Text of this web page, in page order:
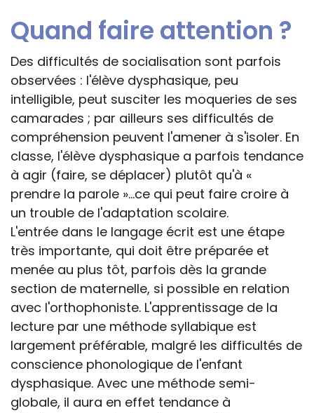
Quand faire attention ?
Des difficultés de socialisation sont parfois
observées : l'élève dysphasique, peu
intelligible, peut susciter les moqueries de ses
camarades ; par ailleurs ses difficultés de
compréhension peuvent l'amener à s'isoler. En
classe, l'élève dysphasique a parfois tendance
à agir (faire, se déplacer) plutôt qu'à «
prendre la parole »...ce qui peut faire croire à
un trouble de l'adaptation scolaire.
L'entrée dans le langage écrit est une étape
très importante, qui doit être préparée et
menée au plus tôt, parfois dès la grande
section de maternelle, si possible en relation
avec l'orthophoniste. L'apprentissage de la
lecture par une méthode syllabique est
largement préférable, malgré les difficultés de
conscience phonologique de l'enfant
dysphasique. Avec une méthode semi-
globale, il aura en effet tendance à